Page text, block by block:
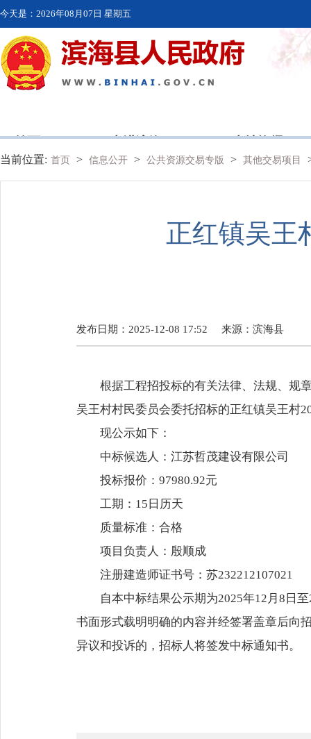
今天是： 2026年08月07日 星期五
首页 走进滨海 本地资讯
当前位置: 首页 > 信息公开 > 公共资源交易专版 > 其他交易项目
正红镇吴王
发布日期：2025-12-08 17:52 来源： 滨海县
根据工程招投标的有关法律、法规、规
吴王村村民委员会委托招标的正红镇吴王村
现公示如下：
中标候选人：江苏哲茂建设有限公司
投标报价：97980.92元
工期：15日历天
质量标准：合格
项目负责人：殷顺成
注册建造师证书号：苏232212107021
自本中标结果公示期为2025年12月8日
书面形式载明明确的内容并经签署盖章后向
异议和投诉的，招标人将签发中标通知书。